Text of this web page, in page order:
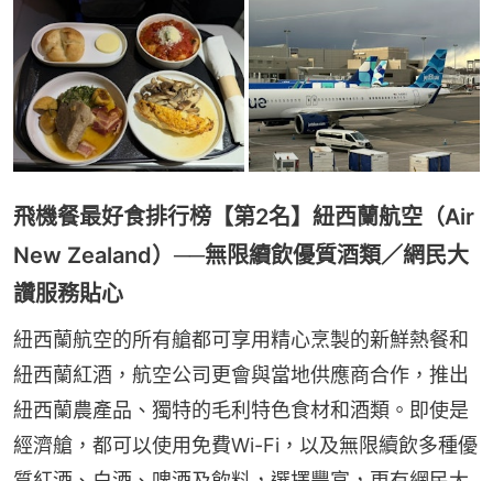
飛機餐最好食排行榜【第2名】紐西蘭航空（Air
New Zealand）──無限續飲優質酒類／網民大
讚服務貼心
紐西蘭航空的所有艙都可享用精心烹製的新鮮熱餐和
紐西蘭紅酒，航空公司更會與當地供應商合作，推出
紐西蘭農產品、獨特的毛利特色食材和酒類。即使是
經濟艙，都可以使用免費Wi-Fi，以及無限續飲多種優